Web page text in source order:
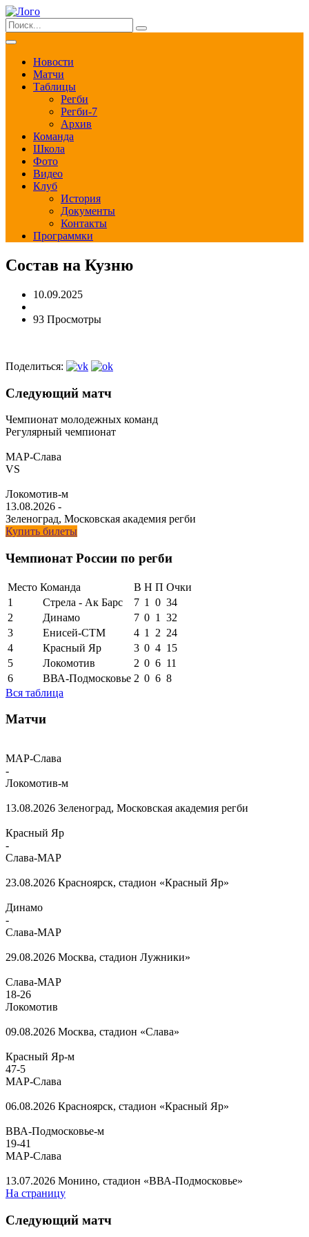
Новости
Матчи
Таблицы
Регби
Регби-7
Архив
Команда
Школа
Фото
Видео
Клуб
История
Документы
Контакты
Программки
Состав на Кузню
10.09.2025
93 Просмотры
Поделиться:
Следующий матч
Чемпионат молодежных команд
Регулярный чемпионат
МАР-Слава
VS
Локомотив-м
13.08.2026 -
Зеленоград, Московская академия регби
Купить билеты
Чемпионат России по регби
Место Команда В Н П Очки
1
Стрела - Ак Барс 7 1 0 34
2
Динамо 7 0 1
32
3
Енисей-СТМ 4 1 2 24
4
Красный Яр 3 0 4 15
5
Локомотив 2 0 6 11
6
ВВА-Подмосковье 2 0 6 8
Вся таблица
Матчи
МАР-Слава
-
Локомотив-м
13.08.2026 Зеленоград, Московская академия регби
Красный Яр
-
Слава-МАР
23.08.2026 Красноярск, стадион «Красный Яр»
Динамо
-
Слава-МАР
29.08.2026 Москва, стадион Лужники»
Слава-МАР
18-26
Локомотив
09.08.2026 Москва, стадион «Слава»
Красный Яр-м
47-5
МАР-Слава
06.08.2026 Красноярск, стадион «Красный Яр»
ВВА-Подмосковье-м
19-41
МАР-Слава
13.07.2026 Монино, стадион «ВВА-Подмосковье»
На страницу
Следующий матч